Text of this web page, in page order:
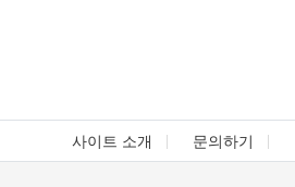
사이트 소개 문의하기